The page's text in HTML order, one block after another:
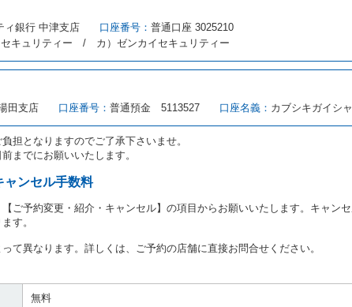
契約の締結にあたり、約款及び細則で運転者の義務と定められた事項を遵守
の基本通達（注１）に基づき、貸渡簿(貸渡原票)及び第１３条第１項に規
免許証（注２）の番号を記載し、又は運転者の運転免許証の写しを添付
定する運転者（以下「運転者」といいます。）の運転免許証の提示を求
借受人は、自己が運転者であるときは自己の運転免許証を提示し、借受
の基本通達とは、国土交通省自動車交通局長通達「レンタカーに関する基
のことをいいます。
ます。
の締結にあたり、借受人及び運転者に対し、運転免許証のほかに本人確
ことがあります。
約の締結にあたり、借受期間中に借受人及び運転者と連絡するための携帯
の締結にあたり、借受人に対し、クレジットカード若しくは現金による
。
は運転者が前3項に従わない場合は、貸渡契約の締結を拒絶するとともに
予約申込金等の扱いについては、第4条第5項を適用するものとします。
の締結の拒絶）
ィ銀行 中津支店 口座番号： 普通口座 3025210
セキュリティー / カ）ゼンカイセキュリティー
田支店 口座番号： 普通預金 5113527 口座名義： カブシキガイシ
担となりますのでご了承下さいませ。
までにお願いいたします。
ャンセル手数料
ご予約変更・紹介・キャンセル】の項目からお願いいたします。キャン
す。
て異なります。詳しくは、ご予約の店舗に直接お問合せください。
無料